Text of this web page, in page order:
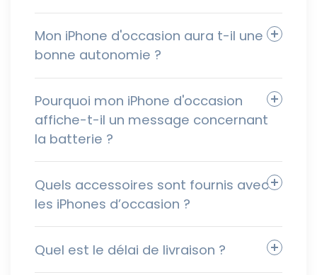
Mon iPhone d'occasion aura t-il une
bonne autonomie ?
Pourquoi mon iPhone d'occasion
affiche-t-il un message concernant
la batterie ?
Quels accessoires sont fournis avec
les iPhones d’occasion ?
Quel est le délai de livraison ?